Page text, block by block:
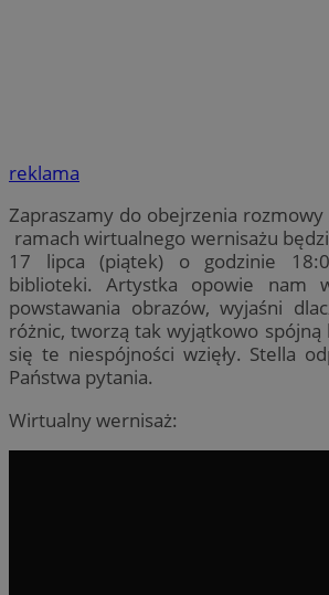
reklama
Zapraszamy do obejrzenia
ramach wirtualnego wernisażu
17 lipca (piątek) o godzinie
biblioteki. Artystka opowie nam
powstawania obrazów, wyjaśni
różnic, tworzą tak wyjątkowo spójną
się te niespójności wzięły. Stella
Państwa pytania.
Wirtualny wernisaż: